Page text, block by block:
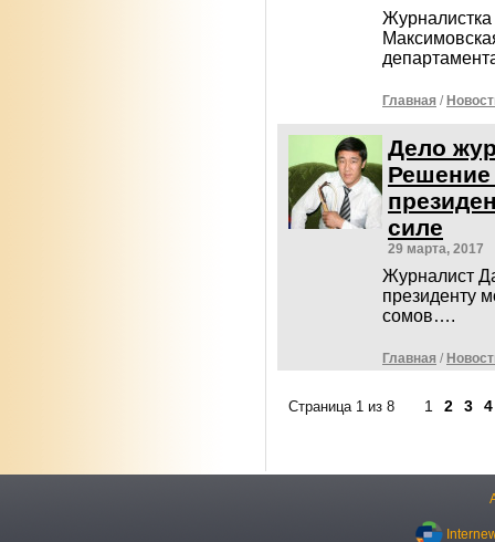
Главная /
Дело
силе
29 марта, 2017
Журналист
президенту
сомов….
Главная /
Страница 1 из 8 1 2 3 4